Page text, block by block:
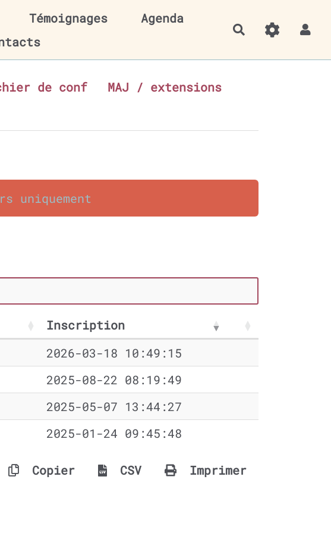
Témoignages
Agenda
Rechercher
de conf
MAJ / extensions
uniquement
Inscription
2026-03-18 10:49:15
2025-08-22 08:19:49
2025-05-07 13:44:27
2025-01-24 09:45:48
Copier CSV Imprimer